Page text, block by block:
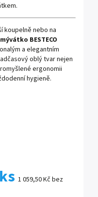
1 059,50 Kč bez
koupelně nebo na
BESTECO
a elegantním
oblý tvar nejen
ergonomii
hygieně.